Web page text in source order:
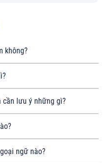
không?
cần lưu ý những gì?
ngữ nào?